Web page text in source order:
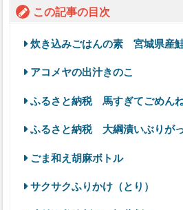
この記事の目次
炊き込みごはんの素 宮城県産
アコメヤの出汁きのこ
ふるさと納税 馬すぎてごめん
ふるさと納税 大綱漬いぶりが
ごま和え胡麻ボトル
サクサクふりかけ（とり）